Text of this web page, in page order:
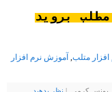
بروید
افزار متلب, آموزش نرم افزار